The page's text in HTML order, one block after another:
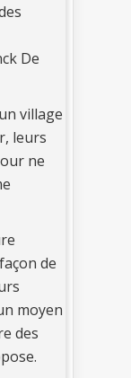
De
village
leurs
ne
de
moyen
des